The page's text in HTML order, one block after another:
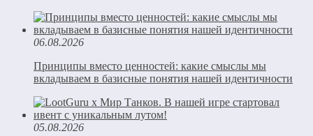
06.08.2026
Принципы вместо ценностей: какие смыслы мы
вкладываем в базисные понятия нашей идентичности
05.08.2026